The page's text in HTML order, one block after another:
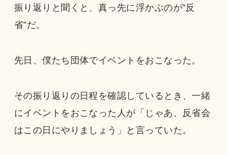
振り返りと聞くと、真っ先に浮かぶのが”反
省”だ。
先日、僕たち団体でイベントをおこなった。
その振り返りの日程を確認しているとき、一緒
にイベントをおこなった人が「じゃあ、反省会
はこの日にやりましょう」と言っていた。